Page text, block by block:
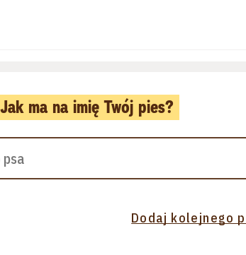
Jak ma na imię Twój pies?
Dodaj kolejnego